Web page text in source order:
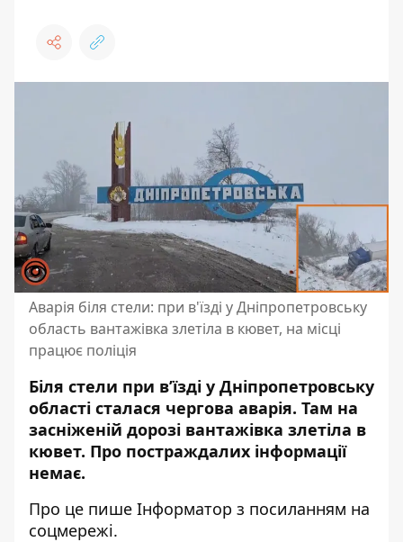
Аварія біля стели: при в'їзді у Дніпропетровську
область вантажівка злетіла в кювет, на місці
працює поліція
Біля стели при в’їзді у Дніпропетровську
області сталася чергова аварія. Там на
засніженій дорозі вантажівка злетіла в
кювет. Про постраждалих інформації
немає.
Про це пише Інформатор з посиланням на
соцмережі.